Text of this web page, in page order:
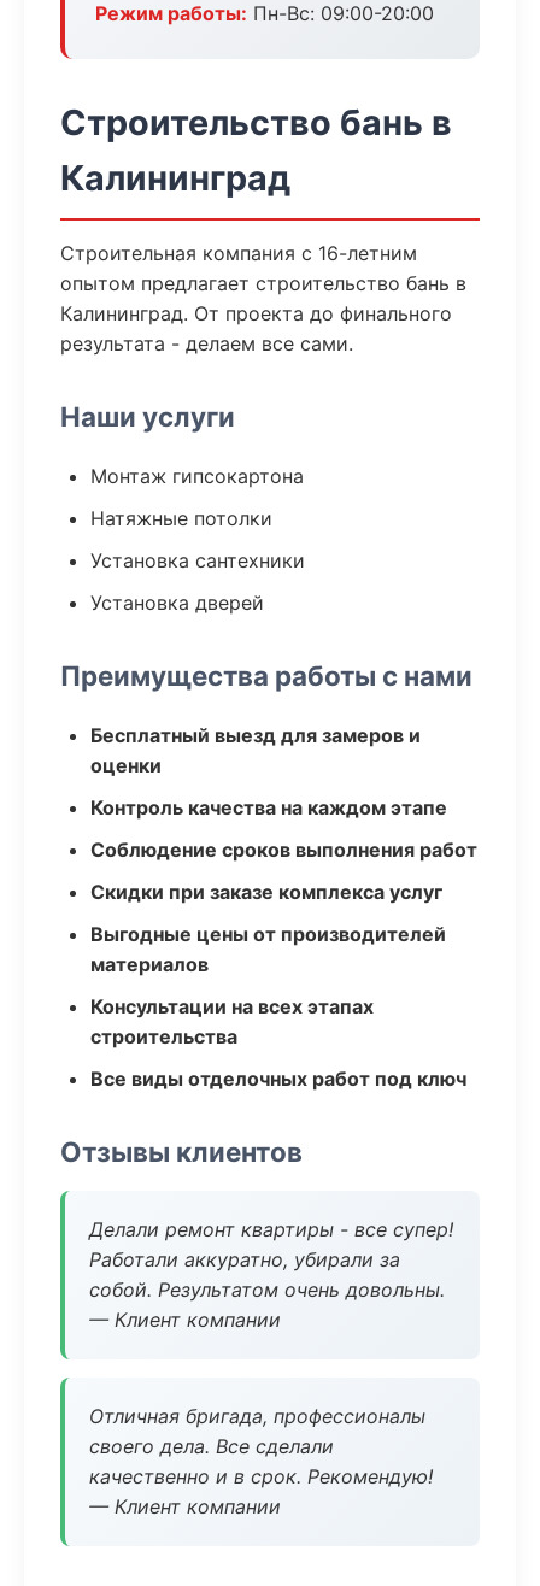
Режим работы: Пн-Вс: 09:00-20:00
Строительство бань в
Калининград
Строительная компания с 16-летним
опытом предлагает строительство бань в
Калининград. От проекта до финального
результата - делаем все сами.
Наши услуги
Монтаж гипсокартона
Натяжные потолки
Установка сантехники
Установка дверей
Преимущества работы с нами
Бесплатный выезд для замеров и
оценки
Контроль качества на каждом этапе
Соблюдение сроков выполнения работ
Скидки при заказе комплекса услуг
Выгодные цены от производителей
материалов
Консультации на всех этапах
строительства
Все виды отделочных работ под ключ
Отзывы клиентов
Делали ремонт квартиры - все супер!
Работали аккуратно, убирали за
собой. Результатом очень довольны.
— Клиент компании
Отличная бригада, профессионалы
своего дела. Все сделали
качественно и в срок. Рекомендую!
— Клиент компании